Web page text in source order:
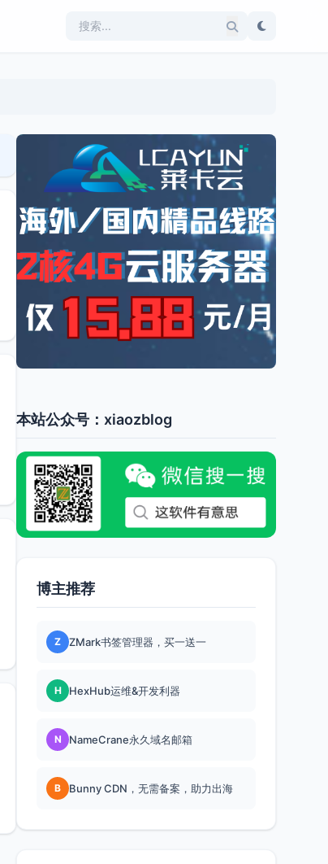
本站公众号：xiaozblog
博主推荐
Z ZMark书签管理器，买一送一
H HexHub运维&开发利器
N NameCrane永久域名邮箱
B Bunny CDN，无需备案，助力出海